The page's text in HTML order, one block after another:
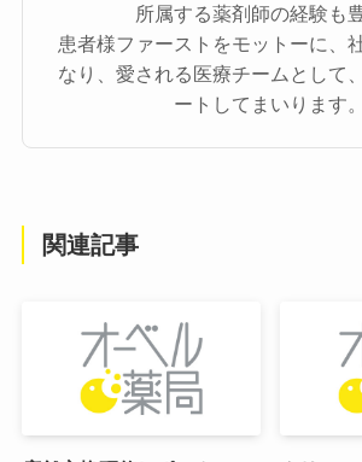
所属する薬剤師の経験も豊
患者様ファーストをモットーに、
なり、愛される医療チームとして
ートしてまいります。
関連記事